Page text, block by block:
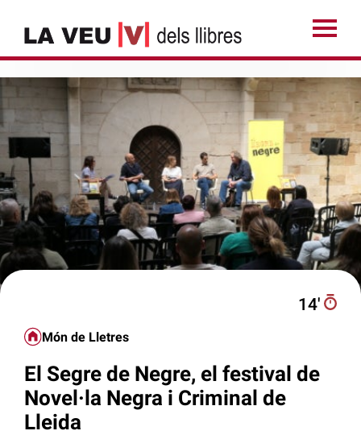
14′
Món de Lletres
El Segre de Negre, el festival de
Novel·la Negra i Criminal de
Lleida